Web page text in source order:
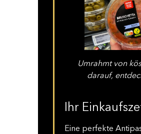
Umrahmt von
darauf,
Ihr
Eine perfekte